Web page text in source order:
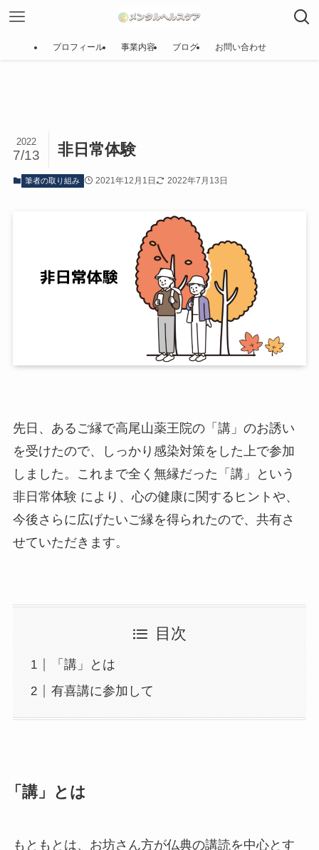
プロフィール 事業内容 ブログ お問い合わせ
ホーム
非日常体験
2022
7/13
筆者の取り組み 2021年12月1日 2022年7月13日
先日、あるご縁で高尾山薬王院の「講」のお誘い
を受けたので、しっかり感染対策をした上で参加
しました。これまで全く無縁だった「講」という
非日常体験 により、心の健康に関するヒントや、
今後さらに広げたいご縁を得られたので、共有さ
せていただきます。
目次
「講」とは
有喜講に参加して
「講」とは
もともとは、お坊さん方が仏典の講読を中心とす